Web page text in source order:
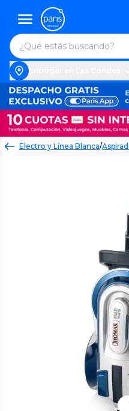
Electro y Línea Blanca/